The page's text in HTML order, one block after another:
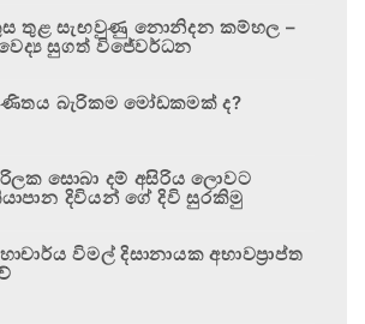
තුළ සැඟවුණු නොනිදන කම්හල –
සුගත් විජේවර්ධන
බැරිකම මෝඩකමක් ද?
සොබා දම් අසිරිය ලොවට
දිවියන් ගේ දිවි සුරකිමු
විමල් දිසානායක අභාවප්‍රාප්ත